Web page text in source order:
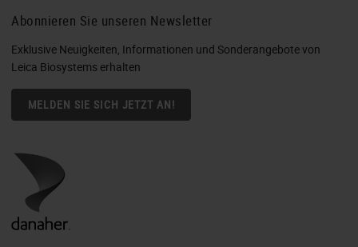
Abonnieren Sie unseren Newsletter
Exklusive Neuigkeiten, Informationen und Sonderangebote von
Leica Biosystems erhalten
MELDEN SIE SICH JETZT AN!